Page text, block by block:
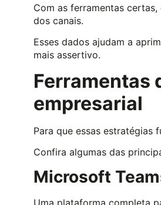
Com as ferramentas
dos canais.
Esses dados ajudam a
mais assertivo.
Ferramentas
empresarial
Para que essas estratégias
Confira algumas das
Microsoft
Uma plataforma completa